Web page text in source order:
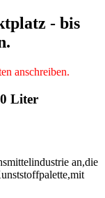
- bis
anschreiben.
Liter
an,die